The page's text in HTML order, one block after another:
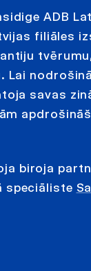
ADB
filiāles
Lai
savas
biroja
speciāliste